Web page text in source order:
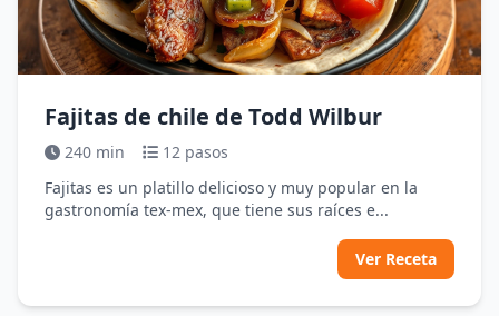
Fajitas de chile de Todd Wilbur
240 min
12 pasos
Fajitas es un platillo delicioso y muy popular en la
gastronomía tex-mex, que tiene sus raíces e...
Ver Receta